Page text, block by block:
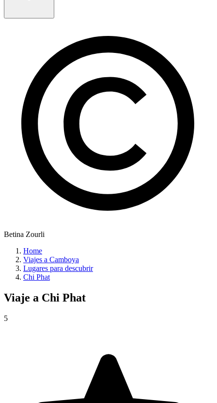
Betina Zourli
Home
Viajes a Camboya
Lugares para descubrir
Chi Phat
Viaje a Chi Phat
5